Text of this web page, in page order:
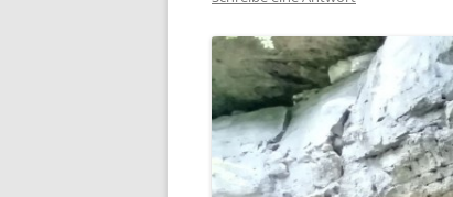
WOHNMOBIL
HIMMELFAHRT
PFINGSTEN
KLETTERGARTEN
WINTER